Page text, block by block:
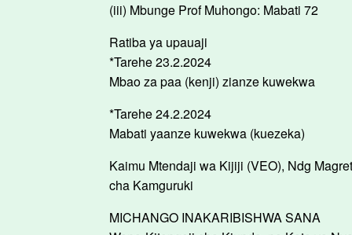
(iii) Mbunge Prof Muhongo: Mabati 72
Ratiba ya upauaji
*Tarehe 23.2.2024
Mbao za paa (kenji) zianze kuwekwa
*Tarehe 24.2.2024
Mabati yaanze kuwekwa (kuezeka)
Kaimu Mtendaji wa Kijiji (VEO), Ndg
cha Kamguruki
MICHANGO INAKARIBISHWA SANA